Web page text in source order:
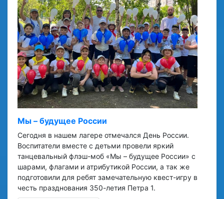
Мы – будущее России
Сегодня в нашем лагере отмечался День России.
Воспитатели вместе с детьми провели яркий
танцевальный флэш-моб «Мы – будущее России» с
шарами, флагами и атрибутикой России, а так же
подготовили для ребят замечательную квест-игру в
честь празднования 350-летия Петра 1.